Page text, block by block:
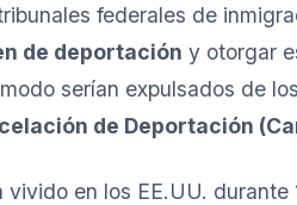
federales de
de deportación y otorgar
serían expulsados de
de Deportación
vivido en los EE.UU.